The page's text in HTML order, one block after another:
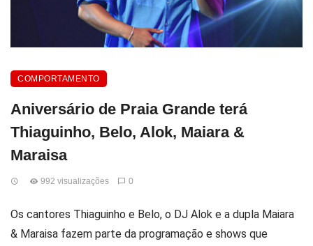
COMPORTAMENTO
Aniversário de Praia Grande terá
Thiaguinho, Belo, Alok, Maiara &
Maraisa
992 visualizações 0
Os cantores Thiaguinho e Belo, o DJ Alok e a dupla Maiara
& Maraisa fazem parte da programação e shows que